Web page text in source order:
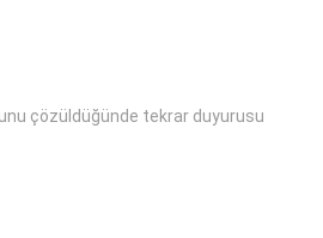
çözüldüğünde tekrar duyurusu